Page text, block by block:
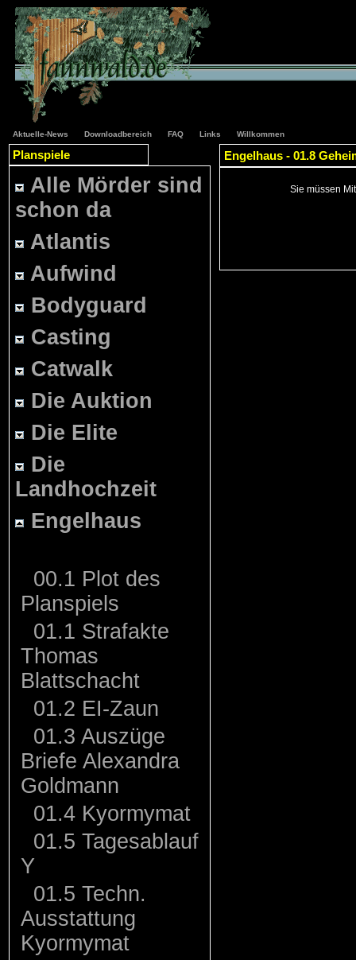
Aktuelle-News Downloadbereich FAQ Links Willkommen
Planspiele
Alle Mörder sind
schon da
Atlantis
Aufwind
Bodyguard
Casting
Catwalk
Die Auktion
Die Elite
Die
Landhochzeit
Engelhaus
00.1 Plot des
Planspiels
01.1 Strafakte
Thomas
Blattschacht
01.2 EI-Zaun
01.3 Auszüge
Briefe Alexandra
Goldmann
01.4 Kyormymat
01.5 Tagesablauf
Y
01.5 Techn.
Ausstattung
Kyormymat
Engelhaus - 01.8
Sie müssen